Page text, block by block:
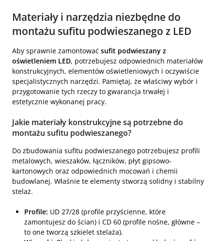
Materiały i narzędzia niezbędne do
montażu sufitu podwieszanego z LED
Aby sprawnie zamontować sufit podwieszany z
oświetleniem LED, potrzebujesz odpowiednich materiałów
konstrukcyjnych, elementów oświetleniowych i oczywiście
specjalistycznych narzędzi. Pamiętaj, że właściwy wybór i
przygotowanie tych rzeczy to gwarancja trwałej i
estetycznie wykonanej pracy.
Jakie materiały konstrukcyjne są potrzebne do
montażu sufitu podwieszanego?
Do zbudowania sufitu podwieszanego potrzebujesz profili
metalowych, wieszaków, łączników, płyt gipsowo-
kartonowych oraz odpowiednich mocowań i chemii
budowlanej. Właśnie te elementy stworzą solidny i stabilny
stelaż.
Profile: UD 27/28 (profile przyścienne, które
zamontujesz do ścian) i CD 60 (profile nośne, główne –
to one tworzą szkielet stelaża).